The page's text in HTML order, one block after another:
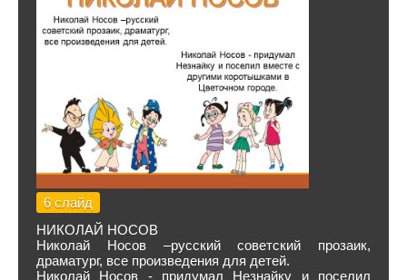
6 слайд
НИКОЛАЙ НОСОВ
Николай Носов –русский советский прозаик,
драматург, все произведения для детей.
Николай Носов - придумал Незнайку и поселил